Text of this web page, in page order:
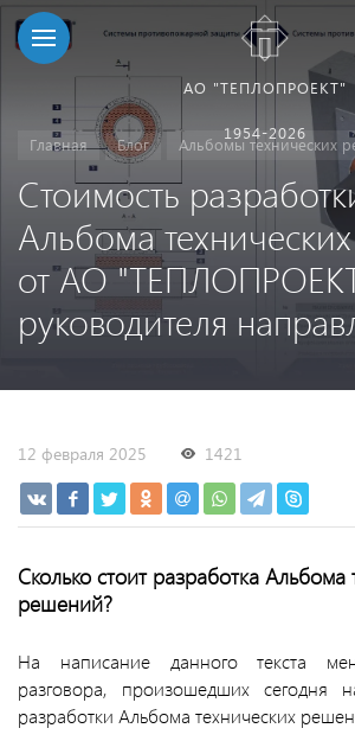
АО "ТЕПЛОПРОЕКТ"
1954-2026
Главная Блог Альбомы технических
Стоимость
Альбома
от АО
руководителя
12 февраля 2025 1421
Сколько стоит разработка Альбома
решений?
На написание данного текста
разговора, произошедших сегодня
разработки Альбома технических